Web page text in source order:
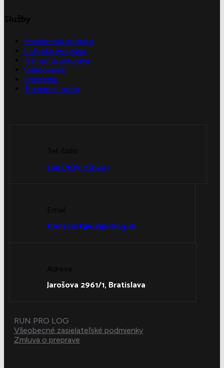
Kamiónová doprava
Letecká preprava
Námorná preprava
Skladovanie
Poistenie
Transport osôb
+421 903 710 227
transport@runprolog.sk
Jarošova 2961/1, Bratislava
RUN PRO LOG
Všeobecné zasielateľské podmienky
Zmluva o preprave